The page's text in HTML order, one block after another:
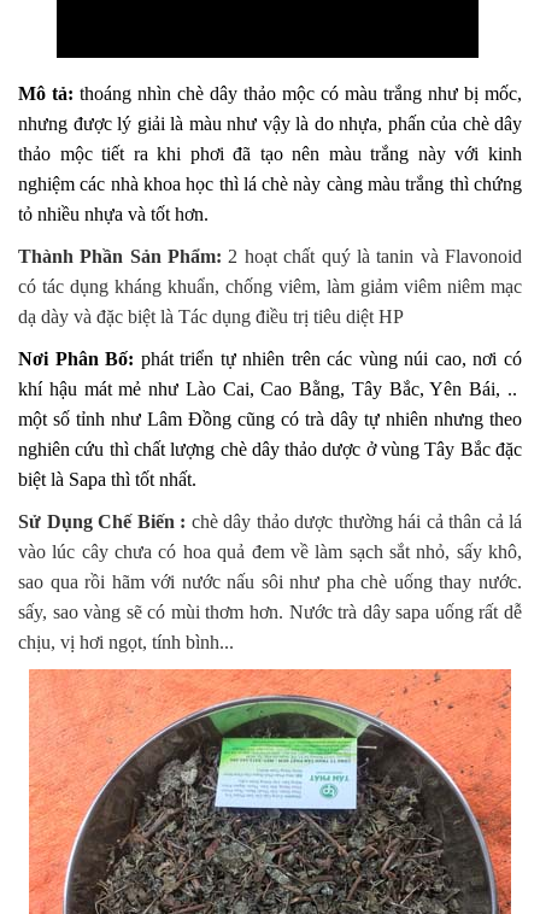
Mô tả: thoáng nhìn chè dây thảo mộc có màu trắng như bị mốc,
nhưng được lý giải là màu như vậy là do nhựa, phấn của chè dây
thảo mộc tiết ra khi phơi đã tạo nên màu trắng này với kinh
nghiệm các nhà khoa học thì lá chè này càng màu trắng thì chứng
tỏ nhiều nhựa và tốt hơn.
Thành Phần Sản Phẩm: 2 hoạt chất quý là tanin và Flavonoid
có tác dụng kháng khuẩn, chống viêm, làm giảm viêm niêm mạc
dạ dày và đặc biệt là Tác dụng điều trị tiêu diệt HP
Nơi Phân Bố: phát triển tự nhiên trên các vùng núi cao, nơi có
khí hậu mát mẻ như Lào Cai, Cao Bằng, Tây Bắc, Yên Bái, ..
một số tỉnh như Lâm Đồng cũng có trà dây tự nhiên nhưng theo
nghiên cứu thì chất lượng chè dây thảo dược ở vùng Tây Bắc đặc
biệt là Sapa thì tốt nhất.
Sử Dụng Chế Biến : chè dây thảo dược thường hái cả thân cả lá
vào lúc cây chưa có hoa quả đem về làm sạch sắt nhỏ, sấy khô,
sao qua rồi hãm với nước nấu sôi như pha chè uống thay nước.
sấy, sao vàng sẽ có mùi thơm hơn. Nước trà dây sapa uống rất dễ
chịu, vị hơi ngọt, tính bình...